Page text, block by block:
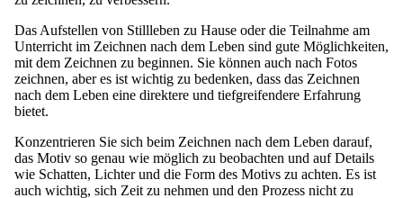
Das Aufstellen von Stillleben zu Hause oder die Teilnahme am
Unterricht im Zeichnen nach dem Leben sind gute Möglichkeiten,
mit dem Zeichnen zu beginnen. Sie können auch nach Fotos
zeichnen, aber es ist wichtig zu bedenken, dass das Zeichnen
nach dem Leben eine direktere und tiefgreifendere Erfahrung
bietet.
Konzentrieren Sie sich beim Zeichnen nach dem Leben darauf,
das Motiv so genau wie möglich zu beobachten und auf Details
wie Schatten, Lichter und die Form des Motivs zu achten. Es ist
auch wichtig, sich Zeit zu nehmen und den Prozess nicht zu